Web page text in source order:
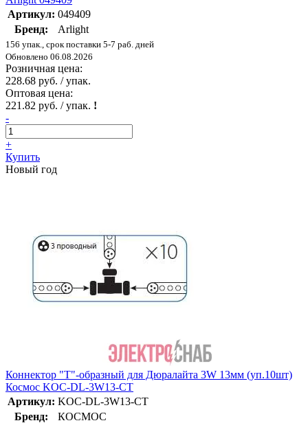
Артикул: 049409
Бренд:
Arlight
156 упак., срок поставки 5-7 раб. дней
Обновлено 06.08.2026
Розничная цена:
228.68 руб. / упак.
Оптовая цена:
221.82 руб. / упак. !
-
+
Купить
Новый год
Коннектор "T"-образный для Дюралайта 3W 13мм (уп.10шт)
Космос KOC-DL-3W13-CT
Артикул: KOC-DL-3W13-CT
Бренд:
КОСМОС